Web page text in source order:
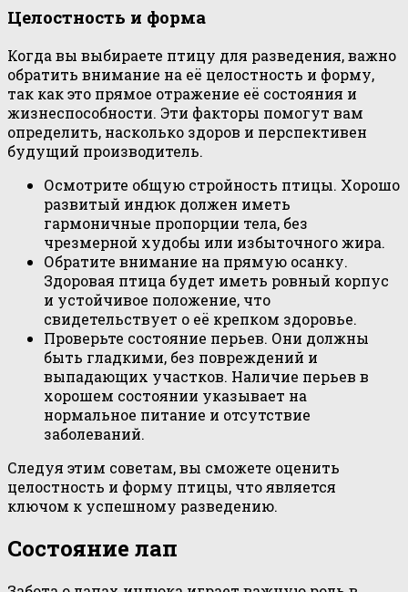
Целостность и форма
Когда вы выбираете птицу для разведения, важно
обратить внимание на её целостность и форму,
так как это прямое отражение её состояния и
жизнеспособности. Эти факторы помогут вам
определить, насколько здоров и перспективен
будущий производитель.
Осмотрите общую стройность птицы. Хорошо
развитый индюк должен иметь
гармоничные пропорции тела, без
чрезмерной худобы или избыточного жира.
Обратите внимание на прямую осанку.
Здоровая птица будет иметь ровный корпус
и устойчивое положение, что
свидетельствует о её крепком здоровье.
Проверьте состояние перьев. Они должны
быть гладкими, без повреждений и
выпадающих участков. Наличие перьев в
хорошем состоянии указывает на
нормальное питание и отсутствие
заболеваний.
Следуя этим советам, вы сможете оценить
целостность и форму птицы, что является
ключом к успешному разведению.
Состояние лап